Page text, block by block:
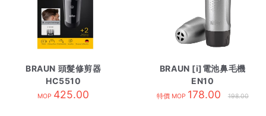
BRAUN 頭髮修剪器
HC5510
MOP 425.00
BRAUN [i]電池鼻毛機
EN10
特價 MOP 178.00 198.00